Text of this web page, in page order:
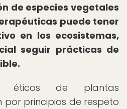
de especies vegetales
puede tener
en los ecosistemas,
seguir prácticas de
éticos de plantas
por principios de respeto